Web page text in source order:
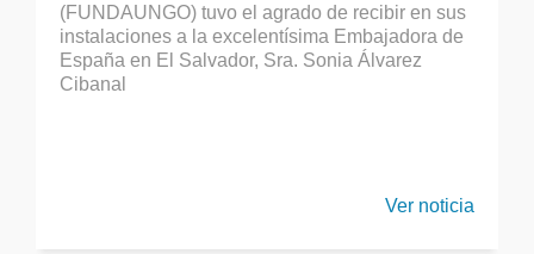
(FUNDAUNGO) tuvo el agrado de recibir en sus
instalaciones a la excelentísima Embajadora de
España en El Salvador, Sra. Sonia Álvarez
Cibanal
Ver noticia